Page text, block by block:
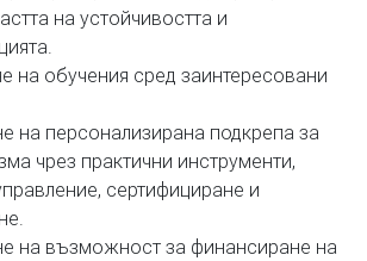
на устойчивостта и
на обучения сред заинтересовани
на персонализирана подкрепа за
чрез практични инструменти,
сертифициране и
на възможност за финансиране на